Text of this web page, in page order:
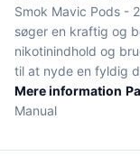
Smok Mavic Pods -
søger en kraftig og
nikotinindhold og
til at nyde en fyldig
Mere information
Manual